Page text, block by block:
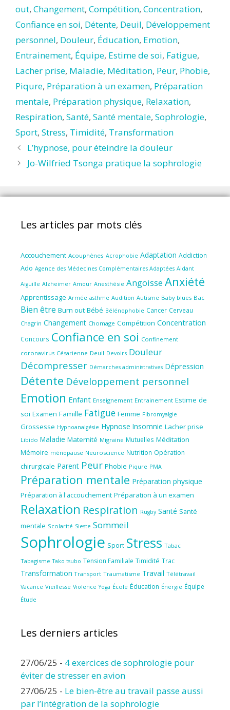
out, Changement, Compétition, Concentration,
Confiance en soi, Détente, Deuil, Développement
personnel, Douleur, Éducation, Emotion,
Entrainement, Équipe, Estime de soi, Fatigue,
Lacher prise, Maladie, Méditation, Peur, Phobie,
Piqure, Préparation à un examen, Préparation
mentale, Préparation physique, Relaxation,
Respiration, Santé, Santé mentale, Sophrologie,
Sport, Stress, Timidité, Transformation
L’hypnose, pour éteindre la douleur
Jo-Wilfried Tsonga pratique la sophrologie
Les articles par mots clés
Accouchement Acouphènes Acrophobie Adaptation Addiction
Ado Agence des Médecines Complémentaires Adaptées Aidant
Aiguille Alzheimer Amour Anesthésie Angoisse Anxiété
Apprentissage Armée asthme Audition Autisme Baby blues Bac
Bien être Burn out Bébé Bélénophobie Cancer Cerveau
Chagrin Changement Chomage Compétition Concentration
Concours Confiance en soi Confinement
coronavirus Césarienne Deuil Devoirs Douleur
Décompresser Démarches administratives Dépression
Détente Développement personnel
Emotion Enfant Enseignement Entrainement Estime de
soi Examen Famille Fatigue Femme Fibromyalgie
Grossesse Hypnoanalgésie Hypnose Insomnie Lacher prise
Libido Maladie Maternité Migraine Mutuelles Méditation
Mémoire ménopause Neuroscience Nutrition Opération
chirurgicale Parent Peur Phobie Piqure PMA
Préparation mentale Préparation physique
Préparation à l'accouchement Préparation à un examen
Relaxation Respiration Rugby Santé Santé
mentale Scolarité Sieste Sommeil
Sophrologie Sport Stress Tabac
Tabagisme Tako tsubo Tension Familiale Timidité Trac
Transformation Transport Traumatisme Travail Télétravail
Vacance Vieillesse Violence Yoga École Éducation Énergie Équipe
Étude
Les derniers articles
27/06/25 - 4 exercices de sophrologie pour
éviter de stresser en avion
27/06/25 - Le bien-être au travail passe aussi
par l’intégration de la sophrologie